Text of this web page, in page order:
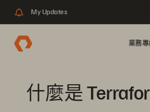
My Updates
業務
什麼是